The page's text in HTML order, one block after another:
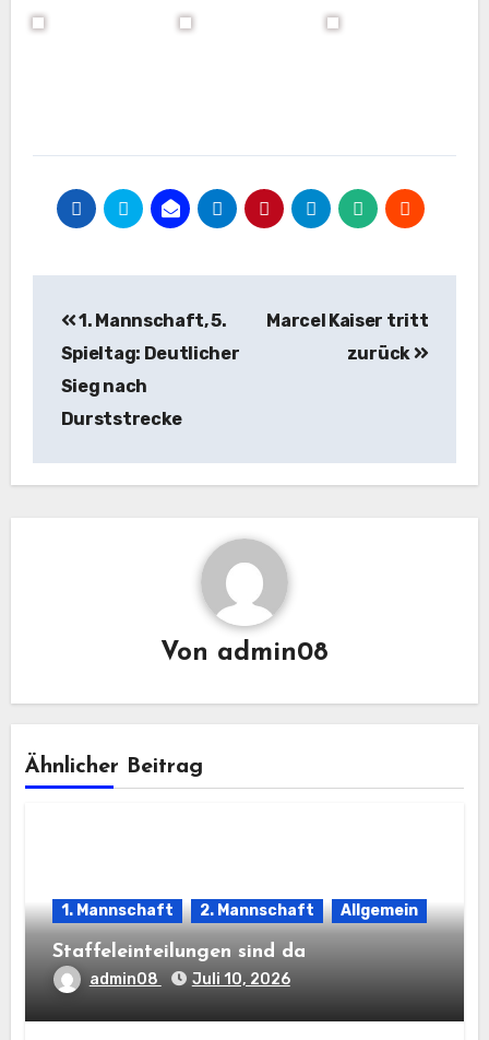
1. Mannschaft, 5.
Spieltag: Deutlicher
Sieg nach
Durststrecke
Marcel Kaiser tritt
zurück
Von admin08
Ähnlicher Beitrag
1. Mannschaft 2. Mannschaft Allgemein
Staffeleinteilungen sind da
admin08 Juli 10, 2026